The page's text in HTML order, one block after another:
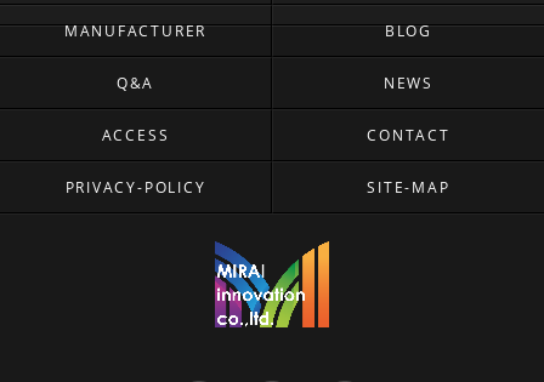
MANUFACTURER BLOG
Q&A NEWS
ACCESS CONTACT
PRIVACY-POLICY SITE-MAP